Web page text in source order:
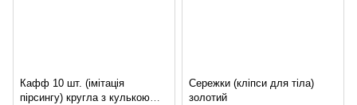
Кафф 10 шт. (імітація
пірсингу) кругла з кулькою
Сережки (кліпси для тіла)
золотий